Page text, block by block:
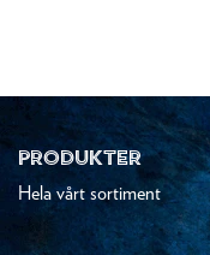
PRODUKTER
Hela vårt sortiment